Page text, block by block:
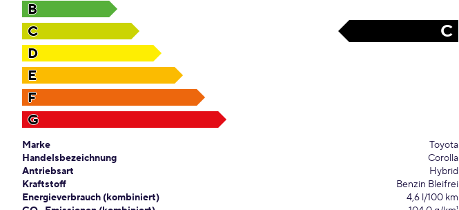
B
C
C
D
E
F
G
Marke
Toyota
Handelsbezeichnung
Corolla
Antriebsart
Hybrid
Kraftstoff
Benzin Bleifrei
Energieverbrauch (kombiniert)
4,6 l/100 km